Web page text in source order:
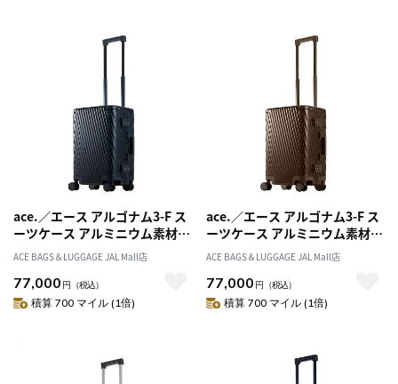
ace.／エース アルゴナム3-F ス
ーツケース アルミニウム素材
フレームタイプ 33リットル 機
ACE BAGS＆LUGGAGE JAL Mall店
77,000 円 （税込）
積算 700 マイル (1倍)
ace.／エース アルゴナム3-F ス
ーツケース アルミニウム素材
フレームタイプ 33リットル 機
ACE BAGS＆LUGGAGE JAL Mall店
77,000 円 （税込）
積算 700 マイル (1倍)